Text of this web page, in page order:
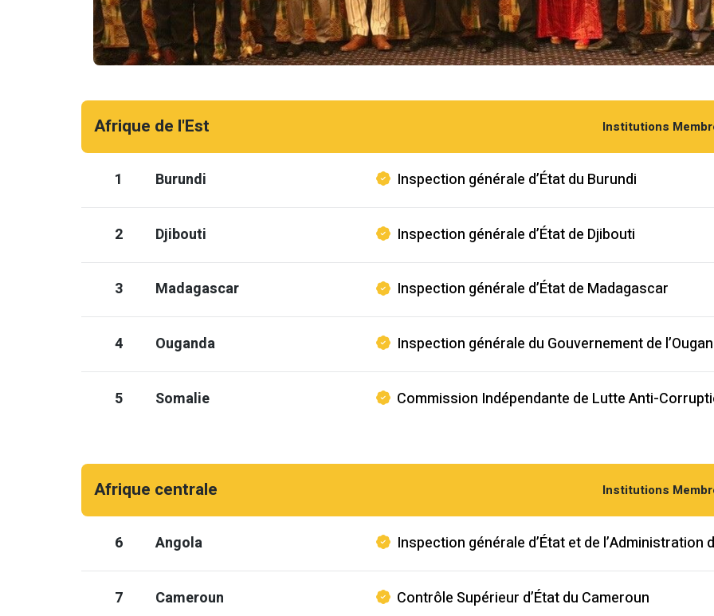
Afrique de l'Est Institutions
1 Burundi Inspection générale d’État du Burundi
2 Djibouti Inspection générale d’État de Djibouti
3 Madagascar Inspection générale d’État de Madagascar
4 Ouganda Inspection générale du Gouvernement de
5 Somalie Commission Indépendante de Lutte Anti-
Afrique centrale Institutions
6 Angola Inspection générale d’État et de l’Administration
7 Cameroun Contrôle Supérieur d’État du Cameroun